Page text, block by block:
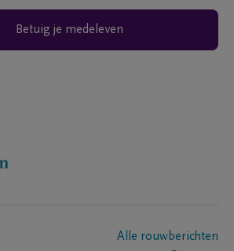
Betuig je medeleven
Alle rouwberichten